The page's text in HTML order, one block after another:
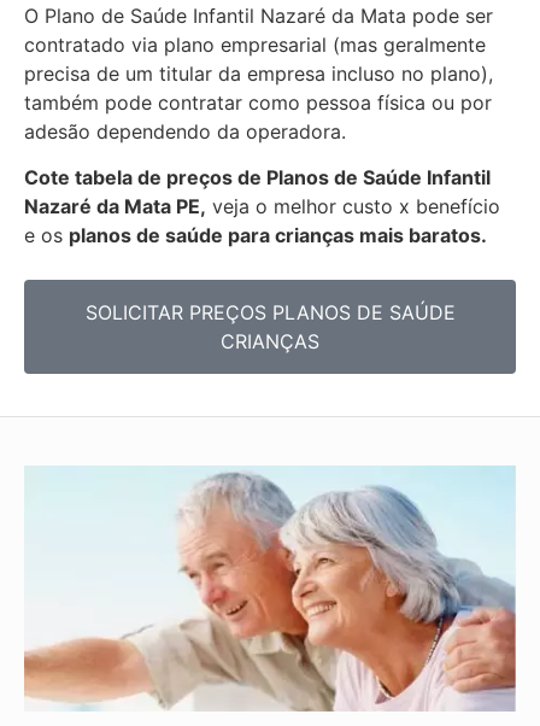
O Plano de Saúde Infantil Nazaré da Mata pode ser
contratado via plano empresarial (mas geralmente
precisa de um titular da empresa incluso no plano),
também pode contratar como pessoa física ou por
adesão dependendo da operadora.
Cote tabela de preços de Planos de Saúde Infantil
Nazaré da Mata PE, veja o melhor custo x benefício
e os planos de saúde para crianças mais baratos.
SOLICITAR PREÇOS PLANOS DE SAÚDE
CRIANÇAS